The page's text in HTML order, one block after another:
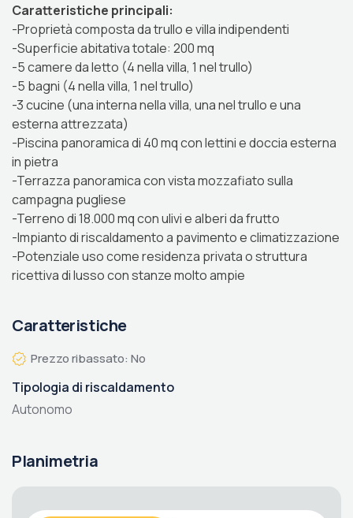
Caratteristiche principali:
-Proprietà composta da trullo e villa indipendenti
-Superficie abitativa totale: 200 mq
-5 camere da letto (4 nella villa, 1 nel trullo)
-5 bagni (4 nella villa, 1 nel trullo)
-3 cucine (una interna nella villa, una nel trullo e una
esterna attrezzata)
-Piscina panoramica di 40 mq con lettini e doccia esterna
in pietra
-Terrazza panoramica con vista mozzafiato sulla
campagna pugliese
-Terreno di 18.000 mq con ulivi e alberi da frutto
-Impianto di riscaldamento a pavimento e climatizzazione
-Potenziale uso come residenza privata o struttura
ricettiva di lusso con stanze molto ampie
Caratteristiche
Prezzo ribassato: No
Tipologia di riscaldamento
Autonomo
Planimetria